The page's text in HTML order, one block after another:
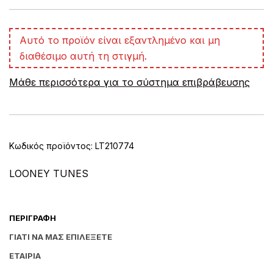
Αυτό το προϊόν είναι εξαντλημένο και μη
διαθέσιμο αυτή τη στιγμή.
Μάθε περισσότερα για το σύστημα επιβράβευσης
Κωδικός προϊόντος: LT210774
LOONEY TUNES
ΠΕΡΙΓΡΑΦΉ
ΓΙΑΤΊ ΝΑ ΜΑΣ ΕΠΙΛΈΞΕΤΕ
ΕΤΑΙΡΊΑ